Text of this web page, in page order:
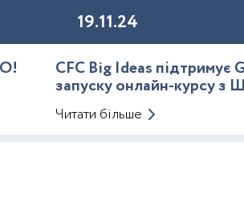
19.11.24
CFC Big Ideas підтримує
запуску онлайн-курсу з
Читати більше